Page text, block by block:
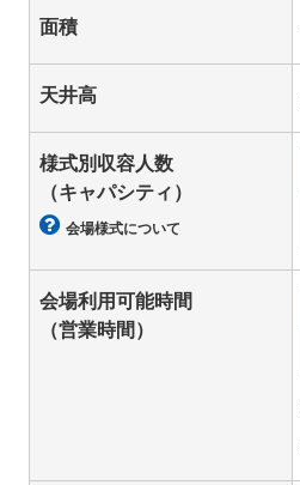
面積
天井高
様式別収容人数
（キャパシティ）
会場様式について
会場利用可能時間
（営業時間）